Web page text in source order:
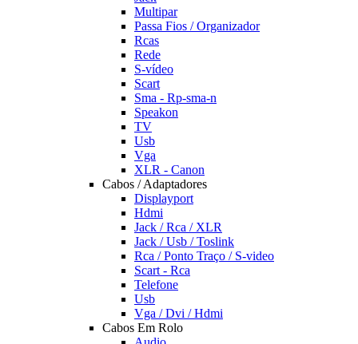
Multipar
Passa Fios / Organizador
Rcas
Rede
S-vídeo
Scart
Sma - Rp-sma-n
Speakon
TV
Usb
Vga
XLR - Canon
Cabos / Adaptadores
Displayport
Hdmi
Jack / Rca / XLR
Jack / Usb / Toslink
Rca / Ponto Traço / S-video
Scart - Rca
Telefone
Usb
Vga / Dvi / Hdmi
Cabos Em Rolo